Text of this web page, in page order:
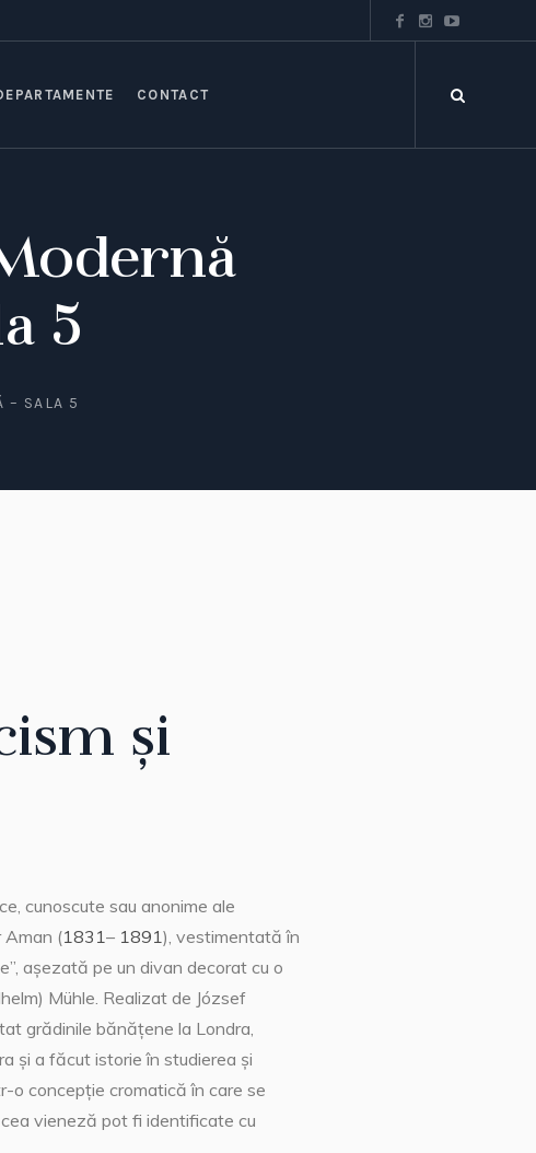
CONTACT
5
– SALA 5
și
cunoscute sau anonime ale
Aman (1831– 1891), vestimentată în
așezată pe un divan decorat cu o
Mühle. Realizat de József
grădinile bănățene la Londra,
și a făcut istorie în studierea și
o concepție cromatică în care se
vieneză pot fi identificate cu